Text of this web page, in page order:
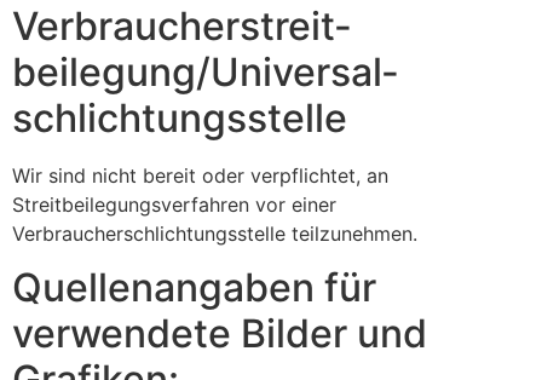
Verbraucher­streit­
beilegung/Universal­
schlichtungs­stelle
Wir sind nicht bereit oder verpflichtet, an
Streitbeilegungsverfahren vor einer
Verbraucherschlichtungsstelle teilzunehmen.
Quellenangaben für
verwendete Bilder und